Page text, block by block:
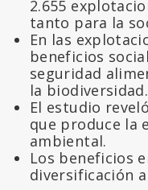
2.655
tanto para la
En las
beneficios
seguridad
la biodiversidad.
El estudio
que produce la
ambiental.
Los beneficios
diversificación